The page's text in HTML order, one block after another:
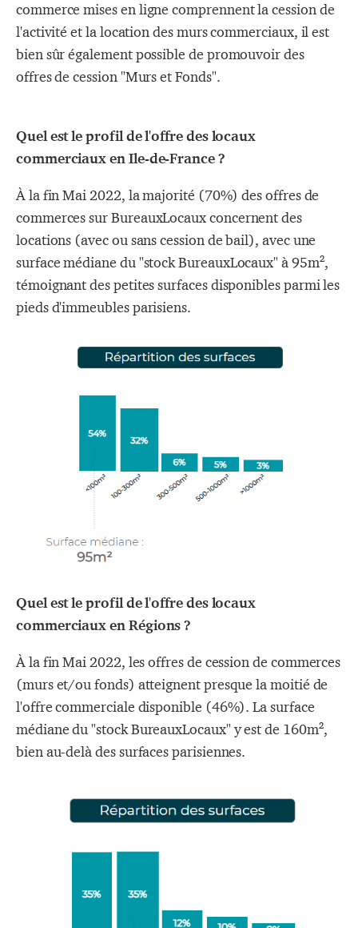
commerce mises en ligne comprennent la cession de
l'activité et la location des murs commerciaux, il est
bien sûr également possible de promouvoir des
offres de cession "Murs et Fonds".
Quel est le profil de l'offre des locaux
commerciaux en Ile-de-France ?
À la fin Mai 2022, la majorité (70%) des offres de
commerces sur BureauxLocaux concernent des
locations (avec ou sans cession de bail), avec une
surface médiane du "stock BureauxLocaux" à 95m²,
témoignant des petites surfaces disponibles parmi les
pieds d'immeubles parisiens.
Quel est le profil de l'offre des locaux
commerciaux en Régions ?
À la fin Mai 2022, les offres de cession de commerces
(murs et/ou fonds) atteignent presque la moitié de
l'offre commerciale disponible (46%). La surface
médiane du "stock BureauxLocaux" y est de 160m²,
bien au-delà des surfaces parisiennes.